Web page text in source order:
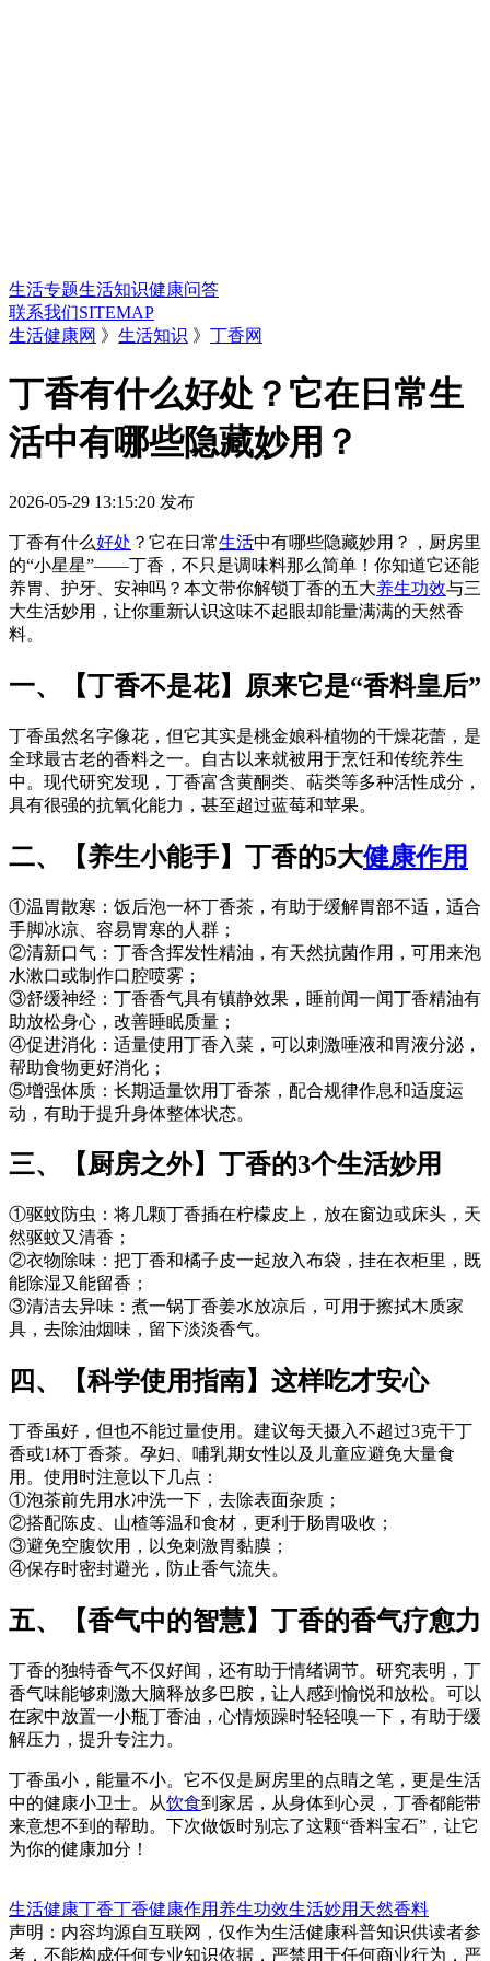
生活专题生活知识健康问答
联系我们SITEMAP
生活健康网 》 生活知识 》 丁香网
丁香有什么好处？它在日常生
活中有哪些隐藏妙用？
2026-05-29 13:15:20 发布
丁香有什么好处 ？它在日常生活中有哪些隐藏妙用？，厨房里
的“小星星”——丁香，不只是调味料那么简单！你知道它还能
养胃、护牙、安神吗？本文带你解锁丁香的五大养生功效与三
大生活妙用，让你重新认识这味不起眼却能量满满的天然香
料。
一、【丁香不是花】原来它是“香料皇后”
丁香虽然名字像花，但它其实是桃金娘科植物的干燥花蕾，是
全球最古老的香料之一。自古以来就被用于烹饪和传统养生
中。现代研究发现，丁香富含黄酮类、萜类等多种活性成分，
具有很强的抗氧化能力，甚至超过蓝莓和苹果。
二、【养生小能手】丁香的5大健康作用
①温胃散寒：饭后泡一杯丁香茶，有助于缓解胃部不适，适合
手脚冰凉、容易胃寒的人群；
②清新口气：丁香含挥发性精油，有天然抗菌作用，可用来泡
水漱口或制作口腔喷雾；
③舒缓神经：丁香香气具有镇静效果，睡前闻一闻丁香精油有
助放松身心，改善睡眠质量；
④促进消化：适量使用丁香入菜，可以刺激唾液和胃液分泌，
帮助食物更好消化；
⑤增强体质：长期适量饮用丁香茶，配合规律作息和适度运
动，有助于提升身体整体状态。
三、【厨房之外】丁香的3个生活妙用
①驱蚊防虫：将几颗丁香插在柠檬皮上，放在窗边或床头，天
然驱蚊又清香；
②衣物除味：把丁香和橘子皮一起放入布袋，挂在衣柜里，既
能除湿又能留香；
③清洁去异味：煮一锅丁香姜水放凉后，可用于擦拭木质家
具，去除油烟味，留下淡淡香气。
四、【科学使用指南】这样吃才安心
丁香虽好，但也不能过量使用。建议每天摄入不超过3克干丁
香或1杯丁香茶。孕妇、哺乳期女性以及儿童应避免大量食
用。使用时注意以下几点：
①泡茶前先用水冲洗一下，去除表面杂质；
②搭配陈皮、山楂等温和食材，更利于肠胃吸收；
③避免空腹饮用，以免刺激胃黏膜；
④保存时密封避光，防止香气流失。
五、【香气中的智慧】丁香的香气疗愈力
丁香的独特香气不仅好闻，还有助于情绪调节。研究表明，丁
香气味能够刺激大脑释放多巴胺，让人感到愉悦和放松。可以
在家中放置一小瓶丁香油，心情烦躁时轻轻嗅一下，有助于缓
解压力，提升专注力。
丁香虽小，能量不小。它不仅是厨房里的点睛之笔，更是生活
中的健康小卫士。从饮食到家居，从身体到心灵，丁香都能带
来意想不到的帮助。下次做饭时别忘了这颗“香料宝石”，让它
为你的健康加分！
生活健康丁香丁香健康作用 养生功效生活妙用 天然香料
声明：内容均源自互联网，仅作为生活健康科普知识供读者参
考，不能构成任何专业知识依据，严禁用于任何商业行为，严